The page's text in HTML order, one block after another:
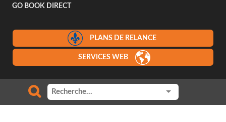
GO BOOK DIRECT
PLANS DE RELANCE
SERVICES WEB